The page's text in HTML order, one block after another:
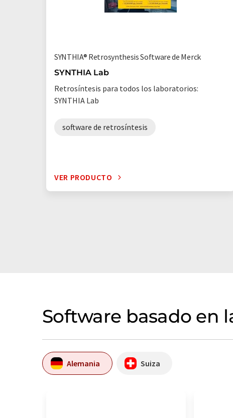
SYNTHIA® Retrosynthesis Software de Merck
SYNTHIA Lab
Retrosíntesis para todos los laboratorios:
SYNTHIA Lab
software de retrosíntesis
VER PRODUCTO
Software basado en
Alemania Suiza